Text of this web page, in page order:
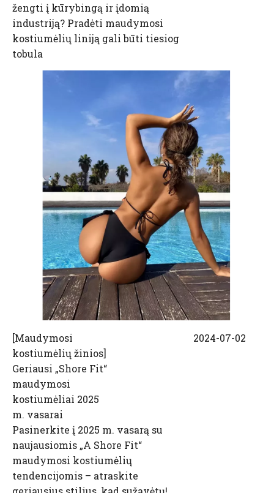
žengti į kūrybingą ir įdomią
industriją? Pradėti maudymosi
kostiumėlių liniją gali būti tiesiog
tobula
[Maudymosi
kostiumėlių žinios]
Geriausi „Shore Fit“
maudymosi
kostiumėliai 2025
m. vasarai
Pasinerkite į 2025 m. vasarą su
naujausiomis „A Shore Fit“
maudymosi kostiumėlių
tendencijomis – atraskite
2024-07-02